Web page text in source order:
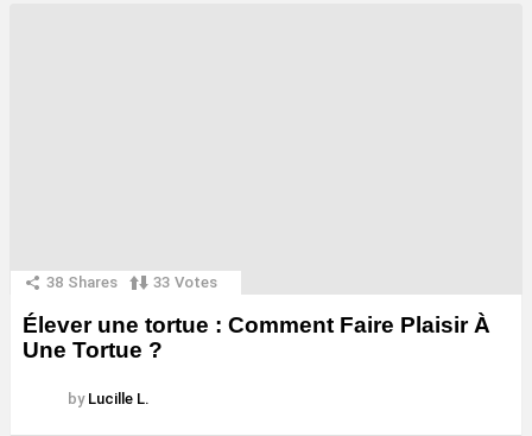
38 Shares 33 Votes
Élever une tortue : Comment Faire Plaisir À
Une Tortue ?
by Lucille L.